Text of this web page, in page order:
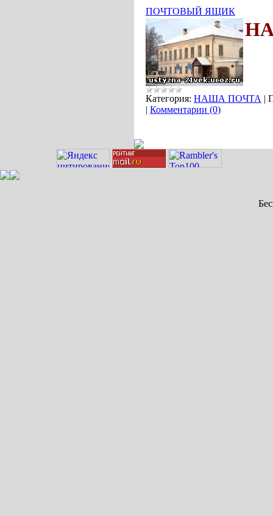
ПОЧТОВЫЙ ЯЩИК
Категория: НАША ПОЧТА |
| Комментарии (0)